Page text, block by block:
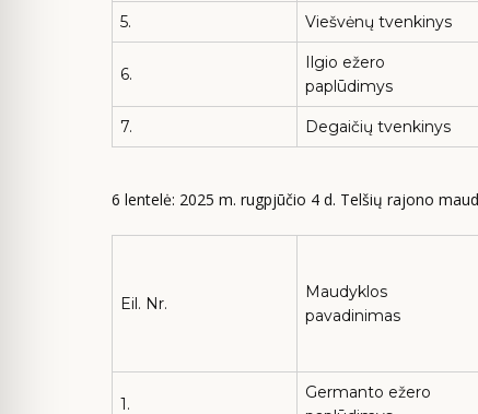
5. Viešvėnų tvenkinys
6.
Ilgio ežero
paplūdimys
7. Degaičių tvenkinys
6 lentelė: 2025 m. rugpjūčio 4 d. Telšių rajono
Eil. Nr.
Maudyklos
pavadinimas
1.
Germanto ežero